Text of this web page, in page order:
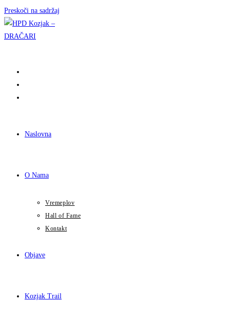
Preskoči na sadržaj
Naslovna
O Nama
Vremeplov
Hall of Fame
Kontakt
Objave
Kozjak Trail